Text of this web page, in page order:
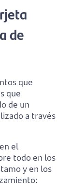
de
que
que
de un
a través
el
todo en los
y en los